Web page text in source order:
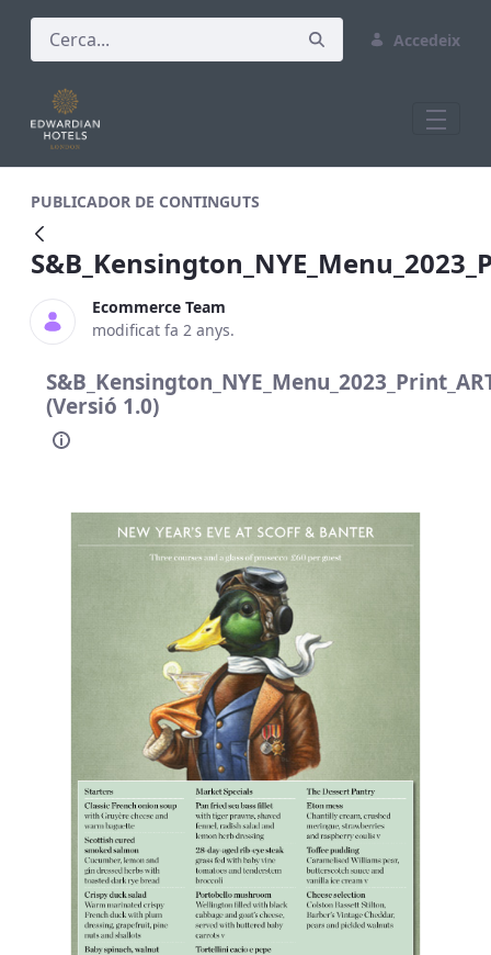
Accedeix
PUBLICADOR DE CONTINGUTS
Ecommerce Team
modificat fa 2 anys.
(Versió 1.0)